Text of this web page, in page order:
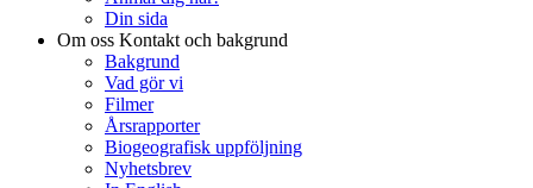
Din sida
Om oss Kontakt och bakgrund
Bakgrund
Vad gör vi
Filmer
Årsrapporter
Biogeografisk uppföljning
Nyhetsbrev